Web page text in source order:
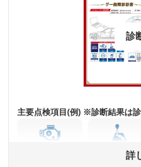
詳細は鑑定書を
※グー鑑定は保証サービスでは
※実際にお渡しするコンディシ
※グー鑑定の評価はあくまでも
診
主要点検項目(例) ※診断結果は
ミッション
詳